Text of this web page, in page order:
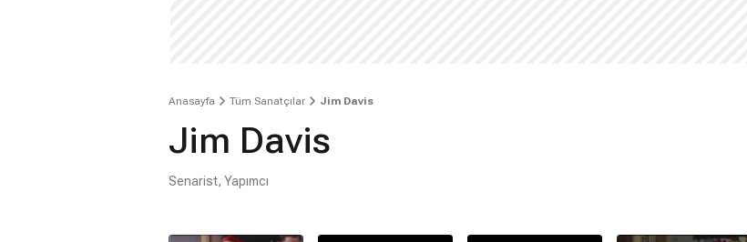
Anasayfa Tüm Sanatçılar Jim Davis
Jim Davis
Senarist, Yapımcı